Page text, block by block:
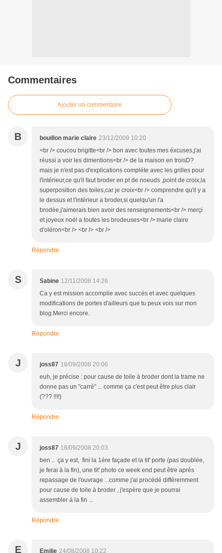
Commentaires
Ajouter un commentaire
B bouillon marie claire 23/12/2009 10:20
<br /> coucou brigitte<br /> bon avec toutes mes éxcuses,j'ai
réussi a voir les dimentions<br /> de la maison en troisD?
mais je n'est pas d'explications compléte avec les grilles pour
l'intérieur,ce qu'il faut broder en pt de noeuds ,point de croix,la
superposition des toiles,car je croix<br /> comprendre qu'il y a
le dessus et l'intérieur a broder,si quelqu'un l'a
brodée,j'aimerais bien avoir des renseignements<br /> merçi
et joyeux noél a toutes les brodeuses<br /> marie claire
d'oléron<br /> <br /> <br />
Répondre
S Sabine 12/11/2008 14:26
Ca y est mission accomplie avec succès et avec quelques
modifications de portes d'ailleurs que tu peux vois sur mon
blog.Merci encore.
Répondre
J joss87 18/09/2008 20:06
euh, je précise : pour cause de toile à broder dont la trame ne
donne pas un "carré" ... comme ça c'est peut être plus clair
(??? !!!!)
Répondre
J joss87 18/09/2008 20:03
ben .. ça y est, fini la 1ère façade et la tit' porte (pas doublée,
je ferai à la fin), une tit' photo ce week end peut être après
repassage de l'ouvrage ...comme j'ai procédé différemment
pour cause de toile à broder , j'espère que je pourrai
assembler à la fin ...
Répondre
E Emilie 24/08/2008 10:22